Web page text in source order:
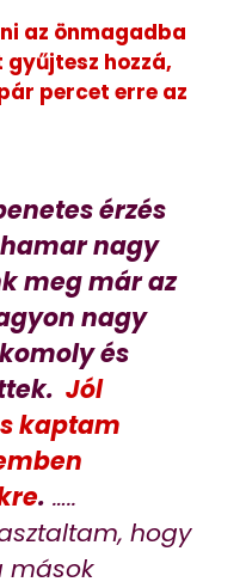
az önmagadba
hozzá,
percet erre az
érzés
nagy
meg már az
nagy
és
Jól
kaptam
. …..
hogy
mások